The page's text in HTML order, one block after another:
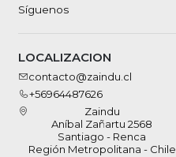
Síguenos
LOCALIZACION
contacto@zaindu.cl
+56964487626
Zaindu
Aníbal Zañartu 2568
Santiago - Renca
Región Metropolitana - Chile